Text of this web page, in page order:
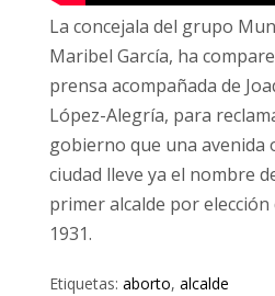
La concejala del grupo
Maribel García, ha
prensa acompañada de
López-Alegría, para
gobierno que una avenida
ciudad lleve ya el nombre
primer alcalde por
1931.
Etiquetas: aborto, alcalde